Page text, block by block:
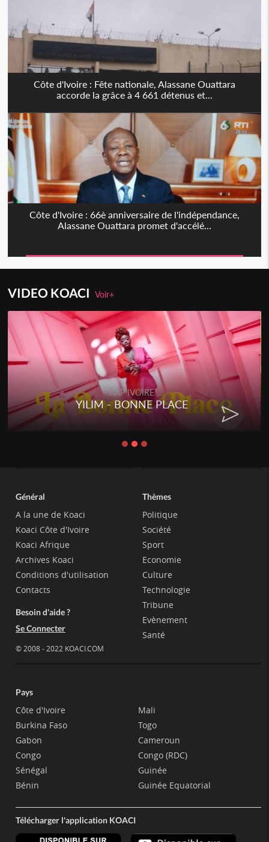
Côte d'Ivoire : Fête nationale, Alassane Ouattara
accorde la grâce à 4 661 détenus et...
Côte d'Ivoire : 66è anniversaire de l'indépendance,
Alassane Ouattara promet d'accélé...
VIDEO KOACIVoir+
RAP IVOIRE
YILIM - BONNE PLACE
Général
A la une de Koaci
Koaci Côte d'Ivoire
Koaci Afrique
Archives Koaci
Conditions d'utilisation
Contacts
Besoin d'aide ?
Se Connecter
© 2008 - 2022 KOACI.COM
Thèmes
Politique
Société
Sport
Economie
Culture
Technologie
Tribune
Evènement
Santé
Pays
Côte d'Ivoire
Burkina Faso
Gabon
Congo
Sénégal
Bénin
Mali
Togo
Cameroun
Congo (RDC)
Guinée
Guinée Equatorial
Télécharger l'application KOACI